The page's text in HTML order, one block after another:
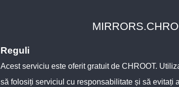
Reguli
Acest serviciu este oferit gratuit de CHROOT.
să folosiți serviciul cu responsabilitate și să evitați